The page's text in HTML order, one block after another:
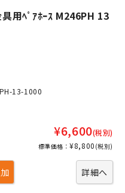
用ﾍﾟｱﾎｰｽ M246PH 13
13-1000
¥6,600(税別)
標準価格：¥8,800 (税別)
詳細へ